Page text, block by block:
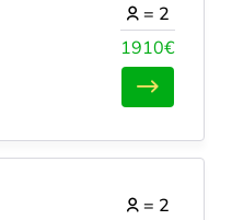
1910€
= 2
= 2